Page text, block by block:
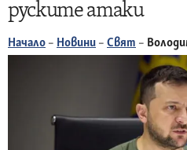
руските атаки
Начало – Новини – Свят –